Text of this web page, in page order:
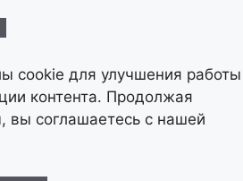
✕
cookie для улучшения работы
контента. Продолжая
вы соглашаетесь с нашей